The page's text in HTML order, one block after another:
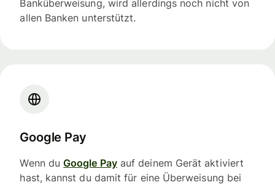
Banküberweisung, wird allerdings noch nicht von
allen Banken unterstützt.
Google Pay
Wenn duGoogle Payauf deinem Gerät aktiviert
hast, kannst du damit für eine Überweisung bei